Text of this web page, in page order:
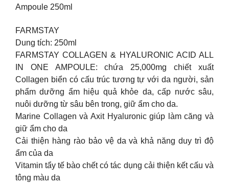
Ampoule 250ml
FARMSTAY
Dung tích: 250ml
FARMSTAY COLLAGEN & HYALURONIC ACID ALL
IN ONE AMPOULE: chứa 25,000mg chiết xuất
Collagen biển có cấu trúc tương tự với da người, sản
phẩm dưỡng ẩm hiệu quả khỏe da, cấp nước sâu,
nuôi dưỡng từ sâu bên trong, giữ ẩm cho da.
Marine Collagen và Axit Hyaluronic giúp làm căng và
giữ ẩm cho da
Cải thiện hàng rào bảo vệ da và khả năng duy trì độ
ẩm của da
Vitamin tẩy tế bào chết có tác dụng cải thiện kết cấu và
tông màu da